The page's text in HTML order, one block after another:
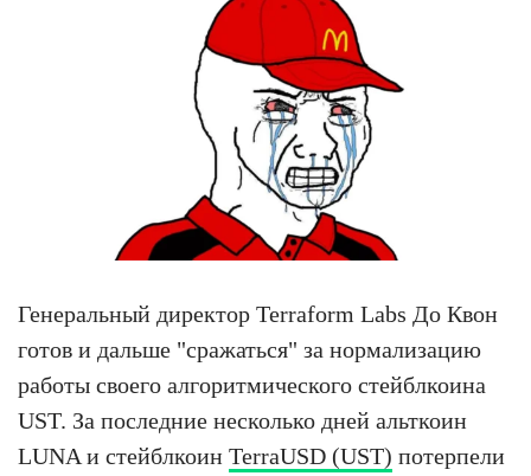
Генеральный директор Terraform Labs До Квон
готов и дальше "сражаться" за нормализацию
работы своего алгоритмического стейблкоина
UST. За последние несколько дней альткоин
LUNA и стейблкоин TerraUSD (UST) потерпели